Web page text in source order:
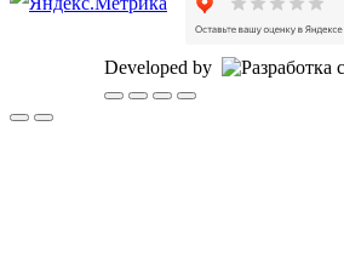
Developed by